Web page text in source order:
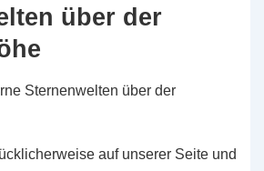
über der
auf unserer Seite und